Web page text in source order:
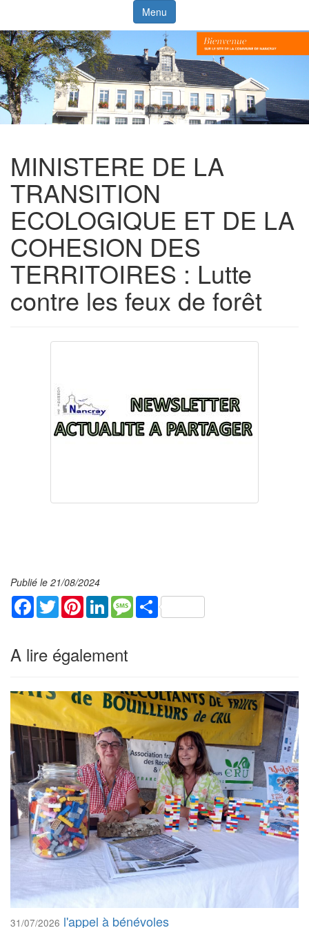
Menu
MINISTERE DE LA
TRANSITION
ECOLOGIQUE ET DE LA
COHESION DES
TERRITOIRES : Lutte
contre les feux de forêt
Publié le 21/08/2024
Facebook
TwitterPinterestLinkedInMessageShare
A lire également
31/07/2026 l'appel à bénévoles